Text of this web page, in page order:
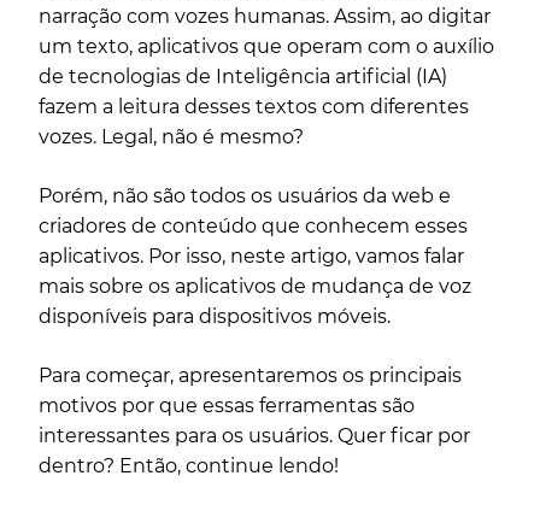
narração com vozes humanas. Assim, ao digitar
um texto, aplicativos que operam com o auxílio
de tecnologias de Inteligência artificial (IA)
fazem a leitura desses textos com diferentes
vozes. Legal, não é mesmo?
Porém, não são todos os usuários da web e
criadores de conteúdo que conhecem esses
aplicativos. Por isso, neste artigo, vamos falar
mais sobre os aplicativos de mudança de voz
disponíveis para dispositivos móveis.
Para começar, apresentaremos os principais
motivos por que essas ferramentas são
interessantes para os usuários. Quer ficar por
dentro? Então, continue lendo!